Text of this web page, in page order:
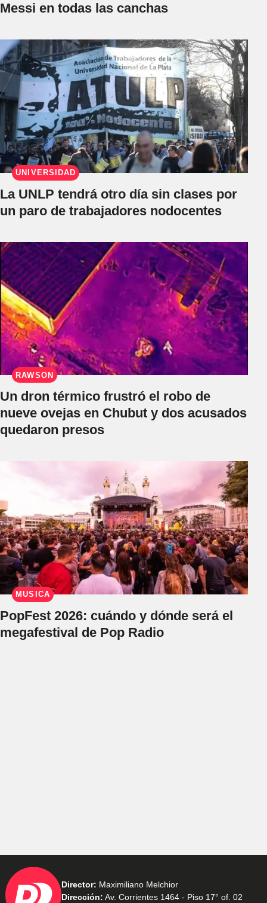
Messi en todas las canchas
UNIVERSIDAD
La UNLP tendrá otro día sin clases por
un paro de trabajadores nodocentes
RAWSON
Un dron térmico frustró el robo de
nueve ovejas en Chubut y dos acusados
quedaron presos
MÚSICA
PopFest 2026: cuándo y dónde será el
megafestival de Pop Radio
Director: Maximiliano Melchior
Dirección: Av. Corrientes 1464 - Piso 17° of. 02